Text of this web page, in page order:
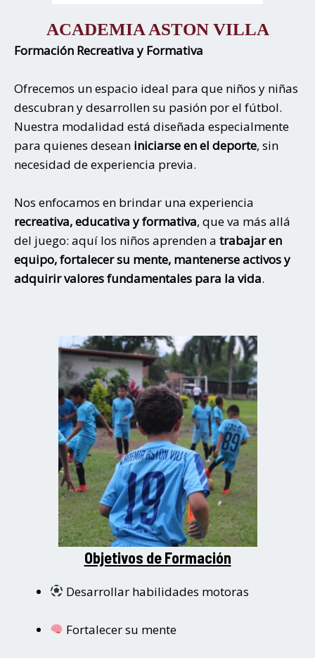
ACADEMIA ASTON VILLA
Formación Recreativa y Formativa
Ofrecemos un espacio ideal para que niños y niñas
descubran y desarrollen su pasión por el fútbol.
Nuestra modalidad está diseñada especialmente
para quienes desean iniciarse en el deporte, sin
necesidad de experiencia previa.
Nos enfocamos en brindar una experiencia
recreativa, educativa y formativa, que va más allá
del juego: aquí los niños aprenden a trabajar en
equipo, fortalecer su mente, mantenerse activos y
adquirir valores fundamentales para la vida.
Objetivos de Formación
Desarrollar habilidades motoras
Fortalecer su mente